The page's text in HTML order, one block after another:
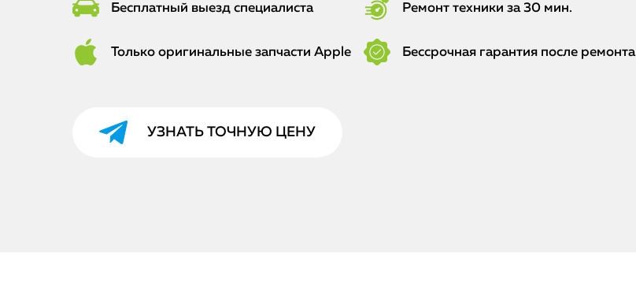
Бесплатный выезд специалиста Ремонт техники за 30 мин.
Только оригинальные запчасти Apple Бессрочная гарантия после ремонта
УЗНАТЬ ТОЧНУЮ ЦЕНУ